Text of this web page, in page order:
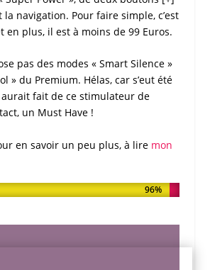
navigation. Pour faire simple, c’est
en plus, il est à moins de 99 Euros.
pas des modes « Smart Silence »
» du Premium. Hélas, car s’eut été
fait de ce stimulateur de
, un Must Have !
en savoir un peu plus, à lire mon
96%
96%